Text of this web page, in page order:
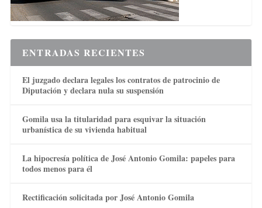
ENTRADAS RECIENTES
El juzgado declara legales los contratos de patrocinio de
Diputación y declara nula su suspensión
Gomila usa la titularidad para esquivar la situación
urbanística de su vivienda habitual
La hipocresía política de José Antonio Gomila: papeles para
todos menos para él
Rectificación solicitada por José Antonio Gomila